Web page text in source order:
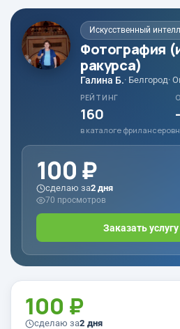
Искусственный
Фотография
ракурса)
Галина Б.· Белгород·
РЕЙТИНГ
160
в каталоге фрилансеров
-
100 ₽
сделаю за2 дня
70 просмотров
Заказать услугу
100 ₽
сделаю за2 дня